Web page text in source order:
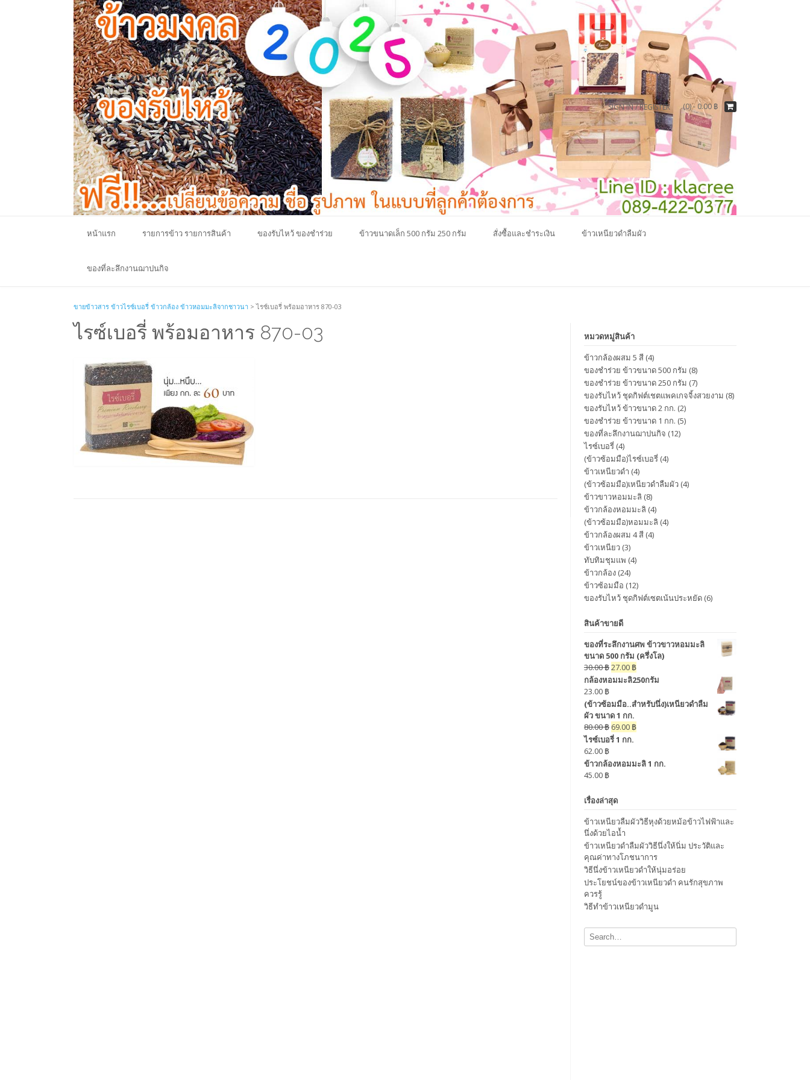
SIGN IN / REGISTER (0) - 0.00 ฿
หน้าแรก รายการข้าว รายการสินค้า ของรับไหว้ ของชำร่วย ข้าวขนาดเล็ก 500 กรัม 250 กรัม สั่งซื้อและชำระเงิน ข้าวเหนียวดำลืมผัว
ของที่ละลึกงานฌาปนกิจ
ขายข้าวสาร ข้าวไรซ์เบอรี่ ข้าวกล้อง ข้าวหอมมะลิจากชาวนา >ไรซ์เบอรี่ พร้อมอาหาร 870-03
ไรซ์เบอรี่ พร้อมอาหาร 870-03 หมวดหมู่สินค้า
ข้าวกล้องผสม 5 สี (4)
ของชำร่วย ข้าวขนาด 500 กรัม (8)
ของชำร่วย ข้าวขนาด 250 กรัม (7)
ของรับไหว้ ชุดกิฟต์เชตแพคเกจจิ้งสวยงาม (8)
ของรับไหว้ ข้าวขนาด 2 กก. (2)
ของชำร่วย ข้าวขนาด 1 กก. (5)
ของที่ละลึกงานฌาปนกิจ (12)
ไรซ์เบอรี่ (4)
(ข้าวซ้อมมือ)ไรซ์เบอรี่ (4)
ข้าวเหนียวดำ (4)
(ข้าวซ้อมมือ)เหนียวดำลืมผัว (4)
ข้าวขาวหอมมะลิ (8)
ข้าวกล้องหอมมะลิ (4)
(ข้าวซ้อมมือ)หอมมะลิ (4)
ข้าวกล้องผสม 4 สี (4)
ข้าวเหนียว (3)
ทับทิมชุมแพ (4)
ข้าวกล้อง (24)
ข้าวซ้อมมือ (12)
ของรับไหว้ ชุดกิฟต์เซตเน้นประหยัด (6)
สินค้าขายดี
ของที่ระลึกงานศพ ข้าวขาวหอมมะลิ
ขนาด 500 กรัม (ครึ่งโล)
30.00฿27.00 ฿
กล้องหอมมะลิ250กรัม
23.00 ฿
(ข้าวซ้อมมือ..สำหรับนึ่ง)เหนียวดำลืม
ผัว ขนาด 1 กก.
80.00฿ 69.00 ฿
ไรซ์เบอรี่ 1 กก.
62.00 ฿
ข้าวกล้องหอมมะลิ 1 กก.
45.00 ฿
เรื่องล่าสุด
ข้าวเหนียวลืมผัววิธีหุงด้วยหม้อข้าวไฟฟ้าและ
นึ่งด้วยไอน้ำ
ข้าวเหนียวดำลืมผัววิธีนึ่งให้นิ่ม ประวัติและ
คุณค่าทางโภชนาการ
วิธีนึ่งข้าวเหนียวดำให้นุ่มอร่อย
ประโยชน์ของข้าวเหนียวดำ คนรักสุขภาพ
ควรรู้
วิธีทำข้าวเหนียวดำมูน